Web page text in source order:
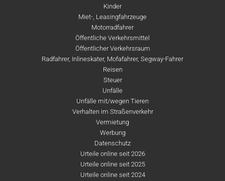
Kinder
Miet-, Leasingfahrzeuge
Motorradfahrer
Öffentliche Verkehrsmittel
Öffentlicher Verkehrsraum
Radfahrer, Inlineskater, Mofafahrer, Segway-Fahrer
Reisen
Steuer
Unfälle
Unfälle mit/wegen Tieren
Verhalten im Straßenverkehr
Vermietung
Werbung
Datenschutz
Urteile online seit 2026
Urteile online seit 2025
Urteile online seit 2024